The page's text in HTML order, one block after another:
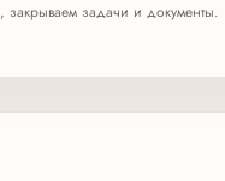
закрываем задачи и документы.